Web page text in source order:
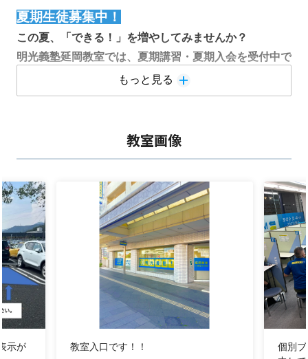
夏期生徒募集中！
この夏、「できる！」を増やしてみませんか？
明光義塾延岡教室では、夏期講習・夏期入会を受付中で
一人ひとりの学力や目標に合わせた個別指導で、苦手克
ただ今、お問い合わせが大変増えております。
夏のYDK入会キャンペーン2026が7月末までとなってお
ります！！
夏限定！お得なキャンペーン実施中
【九州・沖縄・山口限定】夏の転塾キャンペーン
①無料体験参加でギフトカード1,000円分プレゼント
※キャンペーンには適用条件があります。詳しくは教室
もっと見る
教室画像
示が 教室入口です！！
個別